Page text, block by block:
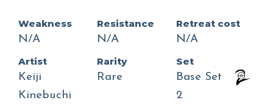
Weakness
N/A
Resistance
N/A
Retreat cost
N/A
Artist
Keiji
Kinebuchi
Rarity
Rare
Set
Base Set
2